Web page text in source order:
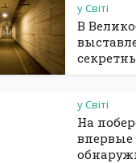
у Світі
В
у Світі
На
впервые